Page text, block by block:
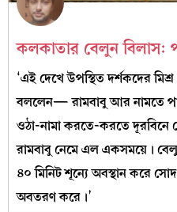
কলকাতার বেলুন বিলাস:
‘এই দেখে উপস্থিত দর্শকদের
বললেন— রামবাবু আর নামতে
ওঠা-নামা করতে-করতে দূরবিনে
রামবাবু নেমে এল একসময়ে।
৪০ মিনিট শূন্যে অবস্থান করে
অবতরণ করে।’